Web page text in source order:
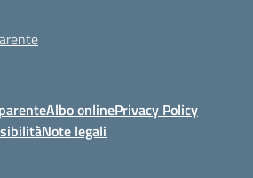
Albo onlinePrivacy Policy
Note legali